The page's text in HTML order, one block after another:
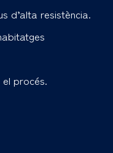
d’alta resistència.
procés.